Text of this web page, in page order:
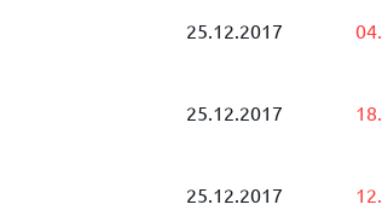
25.12.2017
25.12.2017
25.12.2017